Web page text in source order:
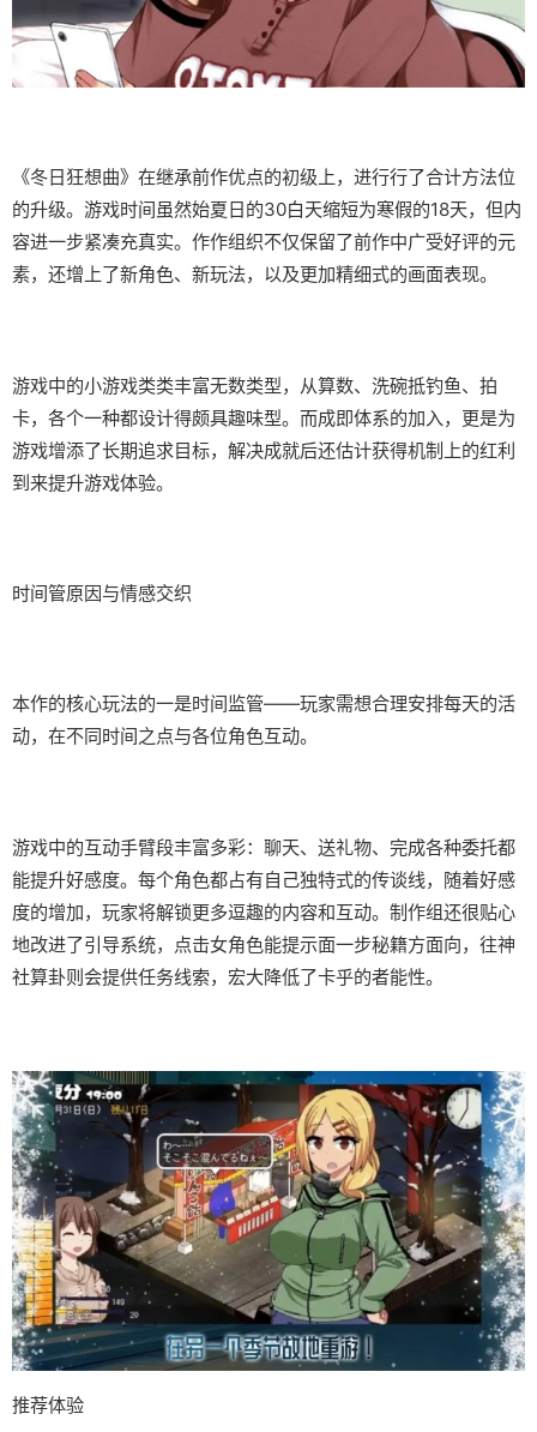
《冬日狂想曲》在继承前作优点的初级上，进行行了合计方法位
的升级。游戏时间虽然始夏日的30白天缩短为寒假的18天，但内
容进一步紧凑充真实。作作组织不仅保留了前作中广受好评的元
素，还增上了​​新角色、新玩法​​，以及更加精细式的画面表现。
游戏中的小游戏类类丰富无数类型，从算数、洗碗抵钓鱼、拍
卡，各个一种都设计得颇具趣味型。而​​成即体系的加入​​，更是为
游戏增添了长期追求目标，解决成就后还估计获得机制上的红利
到来提升游戏体验。
时间管原因与情感交织
本作的核心玩法的一是时间监管——玩家需想合理安排每天的活
动，在不同时间之点与各位角色互动。
游戏中的​​互动手臂段丰富多彩​​：聊天、送礼物、完成各种委托都
能提升好感度。每个角色都占有自己独特式的传谈线，随着好感
度的增加，玩家将解锁更多逗趣的内容和互动。制作组还很贴心
地改进了引导系统，点击女角色能提示面一步秘籍方面向，往神
社算卦则会提供任务线索，宏大降低了卡乎的者能性。
推荐体验